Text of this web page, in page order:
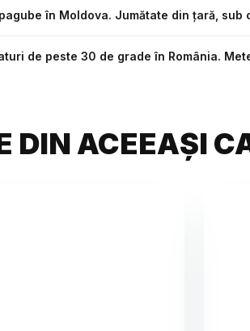
în Moldova. Jumătate din țară,
de peste 30 de grade în România.
DIN ACEEAȘI